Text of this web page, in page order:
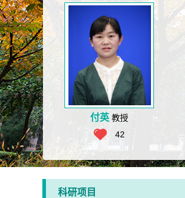
付英 教授
42
科研项目